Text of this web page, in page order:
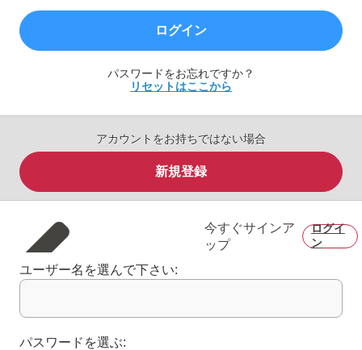
ログイン
パスワードをお忘れですか？
リセットはここから
アカウントをお持ちではない場合
新規登録
今すぐサインア
ップ
ログイ
ン
ユーザー名を選んで下さい:
パスワードを選ぶ: